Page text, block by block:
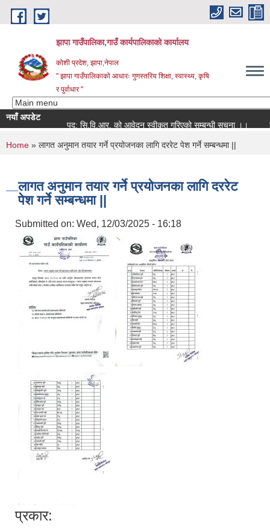
Skip to main content
झापा गाउँपालिका,गाउँ कार्यपालिकाको कार्यालय
कोशी प्रदेश, झापा,नेपाल
" झापा गाउँपालिकाको आधारः गुणस्तरिय शिक्षा, स्वास्थ्य, कृषि
र पुर्वाधार "
नयाँ अपडेट
पद: सि.वि.आर. को आवेदन स्वीकृत गरिएको सम्बन्धी सूचना ।।
You are here
Home » लागत अनुमान तयार गर्ने प्रयोजनका लागि दररेट पेश गर्ने सम्बन्धमा ||
लागत अनुमान तयार गर्ने प्रयोजनका लागि दररेट
पेश गर्ने सम्बन्धमा ||
Submitted on: Wed, 12/03/2025 - 16:18
प्रकार: